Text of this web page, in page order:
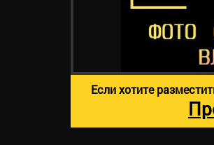
Если хотите